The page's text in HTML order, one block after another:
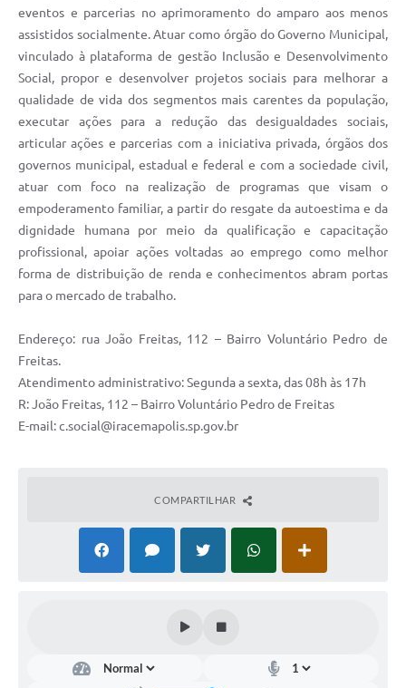
eventos e parcerias no aprimoramento do amparo aos menos
assistidos socialmente. Atuar como órgão do Governo Municipal,
vinculado à plataforma de gestão Inclusão e Desenvolvimento
Social, propor e desenvolver projetos sociais para melhorar a
qualidade de vida dos segmentos mais carentes da população,
executar ações para a redução das desigualdades sociais,
articular ações e parcerias com a iniciativa privada, órgãos dos
governos municipal, estadual e federal e com a sociedade civil,
atuar com foco na realização de programas que visam o
empoderamento familiar, a partir do resgate da autoestima e da
dignidade humana por meio da qualificação e capacitação
profissional, apoiar ações voltadas ao emprego como melhor
forma de distribuição de renda e conhecimentos abram portas
para o mercado de trabalho.
Endereço: rua João Freitas, 112 – Bairro Voluntário Pedro de
Freitas.
Atendimento administrativo: Segunda a sexta, das 08h às 17h
R: João Freitas, 112 – Bairro Voluntário Pedro de Freitas
E-mail:c.social@iracemapolis.sp.gov.br
COMPARTILHAR